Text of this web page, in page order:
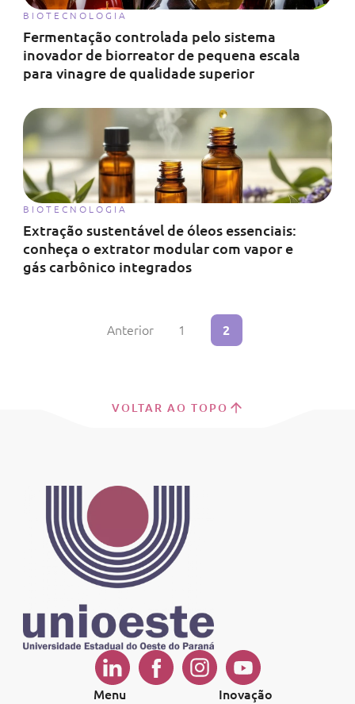
Fermentação controlada pelo sistema
inovador de biorreator de pequena escala
para vinagre de qualidade superior
BIOTECNOLOGIA
Extração sustentável de óleos essenciais:
conheça o extrator modular com vapor e
gás carbônico integrados
BIOTECNOLOGIA
Anterior 1 2
VOLTAR AO TOPO
Menu Inovação